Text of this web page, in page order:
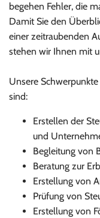
begehen Fehler, die
Damit Sie den
einer zeitraubenden
stehen wir Ihnen mit
Unsere
sind:
Erstellen der
und
Begleitung von
Beratung zur
Erstellung von
Prüfung von
Erstellung von